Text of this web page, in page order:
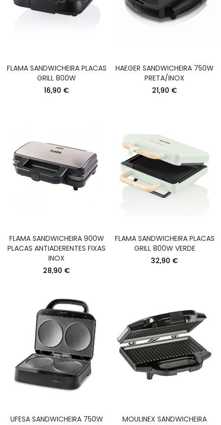
FLAMA SANDWICHEIRA PLACAS
GRILL 800W
16,90 €
HAEGER SANDWICHEIRA 750W
PRETA/INOX
21,90 €
FLAMA SANDWICHEIRA 900W
PLACAS ANTIADERENTES FIXAS
INOX
28,90 €
FLAMA SANDWICHEIRA PLACAS
GRILL 800W VERDE
32,90 €
UFESA SANDWICHEIRA 750W
MOULINEX SANDWICHEIRA